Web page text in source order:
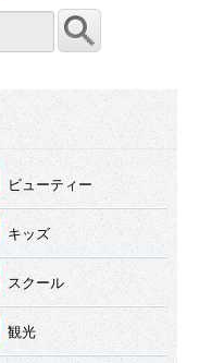
ビューティー
キッズ
スクール
観光